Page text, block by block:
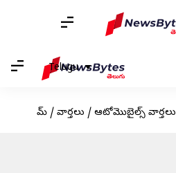
Telugu
హోమ్ / వార్తలు / ఆటోమొబైల్స్ వార్తలు